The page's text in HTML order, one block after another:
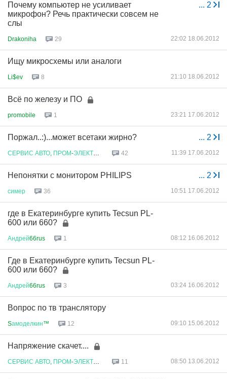
... 2
Почему компьютер не усиливает
микрофон? Речь практически совсем не
слы
Drakoniha 29 22:02 18.06.2012
Ищу микросхемы или аналоги
Li$ev 8 21:10 18.06.2012
Всё по железу и ПО
promobile 1 23:21 17.06.2012
... 2
Поржал..:)...может всетаки жирно?
СЕРВИС АВТО ПРОМ-ЭЛЕКТРОНИКИ 42 11:39 17.06.2012
... 2
Непонятки с монитором PHILIPS
симер 36 10:51 17.06.2012
где в Екатеринбурге купить Tecsun PL-
600 или 660?
Андрей66rus 1 08:12 16.06.2012
Где в Екатеринбурге купить Tecsun PL-
600 или 660?
Андрей66rus 3 03:24 16.06.2012
Вопрос по тв транслятору
Sамоделкин™ 12 09:10 15.06.2012
Напряжение скачет....
СЕРВИС АВТО ПРОМ-ЭЛЕКТРОНИКИ 11 08:50 13.06.2012